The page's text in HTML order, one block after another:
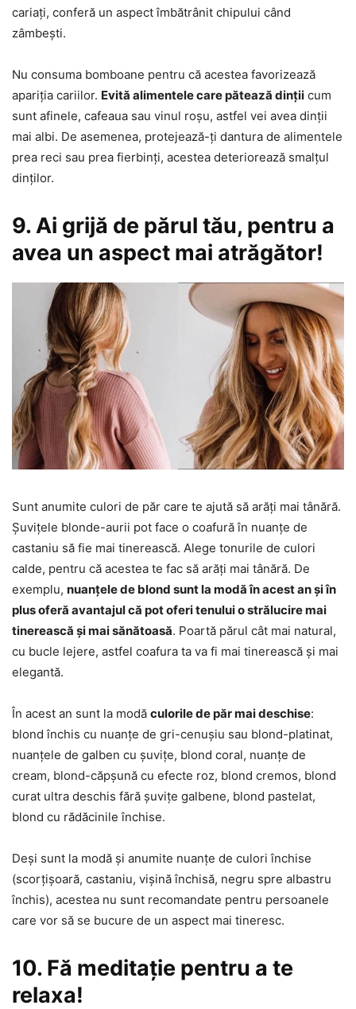
cariați, conferă un aspect îmbătrânit chipului când
zâmbești.
Nu consuma bomboane pentru că acestea favorizează
apariția cariilor. Evită alimentele care pătează dinții cum
sunt afinele, cafeaua sau vinul roșu, astfel vei avea dinții
mai albi. De asemenea, protejează-ți dantura de alimentele
prea reci sau prea fierbinți, acestea deteriorează smalțul
dinților.
9. Ai grijă de părul tău, pentru a
avea un aspect mai atrăgător!
Sunt anumite culori de păr care te ajută să arăți mai tânără.
Șuvițele blonde-aurii pot face o coafură în nuanțe de
castaniu să fie mai tinerească. Alege tonurile de culori
calde, pentru că acestea te fac să arăți mai tânără. De
exemplu, nuanțele de blond sunt la modă în acest an și în
plus oferă avantajul că pot oferi tenului o strălucire mai
tinerească și mai sănătoasă. Poartă părul cât mai natural,
cu bucle lejere, astfel coafura ta va fi mai tinerească și mai
elegantă.
În acest an sunt la modă culorile de păr mai deschise:
blond închis cu nuanțe de gri-cenușiu sau blond-platinat,
nuanțele de galben cu șuvițe, blond coral, nuanțe de
cream, blond-căpșună cu efecte roz, blond cremos, blond
curat ultra deschis fără șuvițe galbene, blond pastelat,
blond cu rădăcinile închise.
Deși sunt la modă și anumite nuanțe de culori închise
(scorțișoară, castaniu, vișină închisă, negru spre albastru
închis), acestea nu sunt recomandate pentru persoanele
care vor să se bucure de un aspect mai tineresc.
10. Fă meditație pentru a te
relaxa!